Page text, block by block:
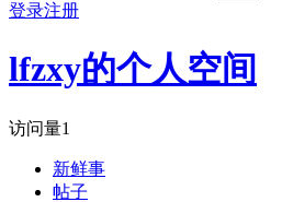
登录注册
lfzxy的个人空间
访问量1
新鲜事
帖子